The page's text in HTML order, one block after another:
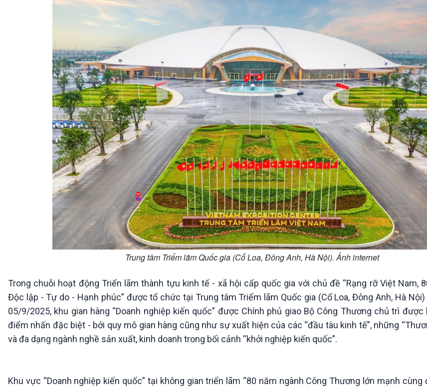
360 độ Sức khỏe
Chuyên gia của bạn
Xã hội chuyển động
Bước chân đến trường
Kết nối công nghệ
Sống chung với biến đổi
khí hậu
Chát với người nổi tiếng
Câu chuyện Thể thao
Infographic
E-Magazine
VOV1 đặc biệt
Thanh âm ký sự
Chân dung cuộc sống
Các chương trình đặc biệt
Trung tâm Triểm lãm Quốc gia (Cổ Loa, Đông Anh, Hà Nội). Ảnh internet
Trong chuỗi hoạt động Triển lãm thành tựu kinh tế - xã hội cấp quốc gia với chủ đề “Rạng rỡ Việt Nam,
Độc lập - Tự do - Hạnh phúc” được tổ chức tại Trung tâm Triểm lãm Quốc gia (Cổ Loa, Đông Anh, Hà
05/9/2025, khu gian hàng “Doanh nghiệp kiến quốc” được Chính phủ giao Bộ Công Thương chủ trì
điểm nhấn đặc biệt - bởi quy mô gian hàng cũng như sự xuất hiện của các “đầu tàu kinh tế”, những
và đa dạng ngành nghề sản xuất, kinh doanh trong bối cảnh “khởi nghiệp kiến quốc”.
Khu vực “Doanh nghiệp kiến quốc” tại không gian triển lãm “80 năm ngành Công Thương lớn mạnh cùng